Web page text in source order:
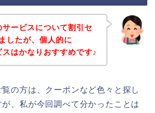
ービスについて割引セ
したが、個人的に
はかなりおすすめです♪
の方は、クーポンなど色々と探し
、私が今回調べて分かったことは